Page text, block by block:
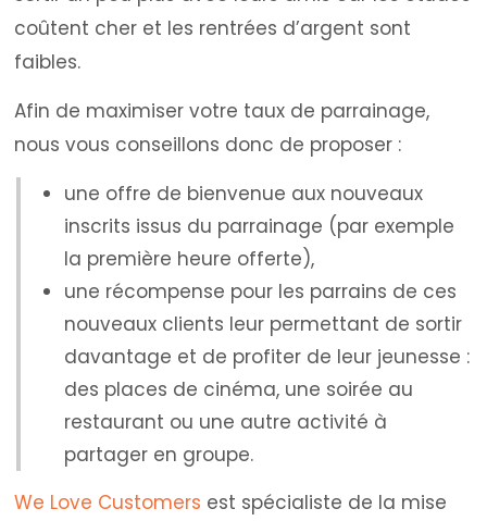
coûtent cher et les rentrées d’argent sont
faibles.
Afin de maximiser votre taux de parrainage,
nous vous conseillons donc de proposer :
une offre de bienvenue aux nouveaux
inscrits issus du parrainage (par exemple
la première heure offerte),
une récompense pour les parrains de ces
nouveaux clients leur permettant de sortir
davantage et de profiter de leur jeunesse :
des places de cinéma, une soirée au
restaurant ou une autre activité à
partager en groupe.
We Love Customers est spécialiste de la mise